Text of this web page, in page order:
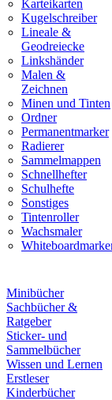
Karteikarten
Kugelschreiber
Lineale &
Geodreiecke
Linkshänder
Malen &
Zeichnen
Minen und Tinten
Ordner
Permanentmarker
Radierer
Sammelmappen
Schnellhefter
Schulhefte
Sonstiges
Tintenroller
Wachsmaler
Minibücher
Sachbücher &
Ratgeber
Sticker- und
Sammelbücher
Wissen und Lernen
Erstleser
Kinderbücher